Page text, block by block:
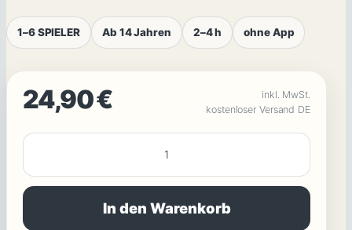
1–6 SPIELER Ab 14 Jahren 2–4 h ohne App
24,90€
inkl. MwSt.
kostenloser Versand DE
MORDFALL
LÖSEN
:
In den Warenkorb